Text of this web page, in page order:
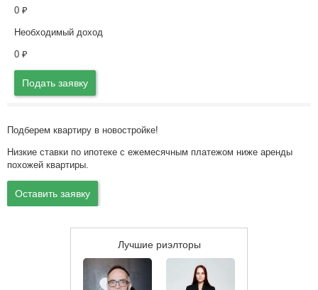
0 ₽
Необходимый доход
0 ₽
Подать заявку
Подберем квартиру в новостройке!
Низкие ставки по ипотеке с ежемесячным платежом ниже аренды
похожей квартиры.
Оставить заявку
Лучшие риэлторы